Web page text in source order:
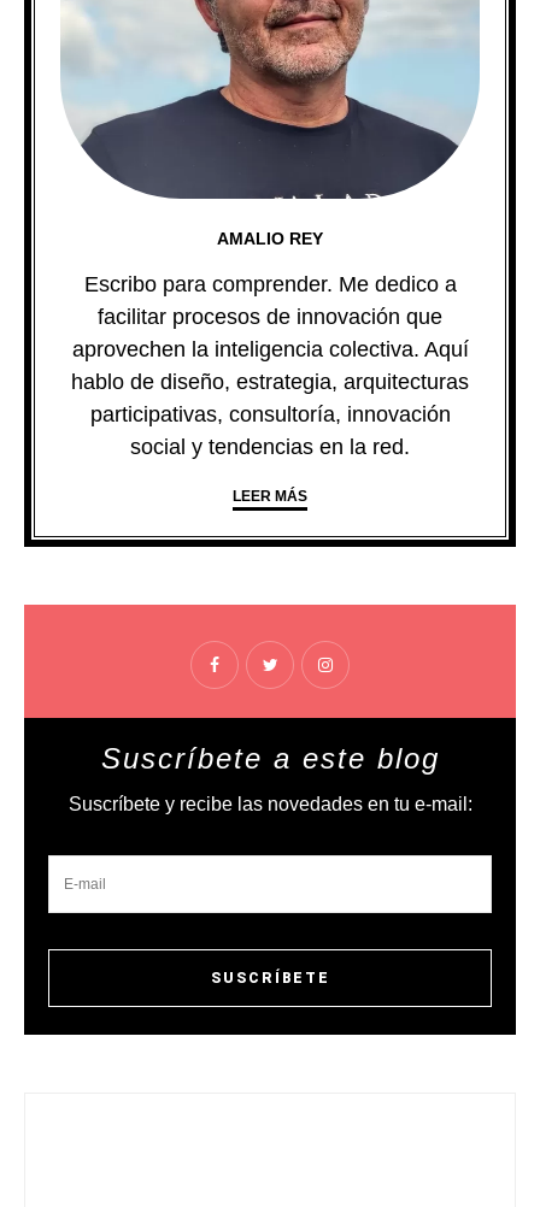
AMALIO REY
Escribo para comprender. Me dedico a
facilitar procesos de innovación que
aprovechen la inteligencia colectiva. Aquí
hablo de diseño, estrategia, arquitecturas
participativas, consultoría, innovación
social y tendencias en la red.
LEER MÁS
Suscríbete a este blog
Suscríbete y recibe las novedades en tu e-mail: